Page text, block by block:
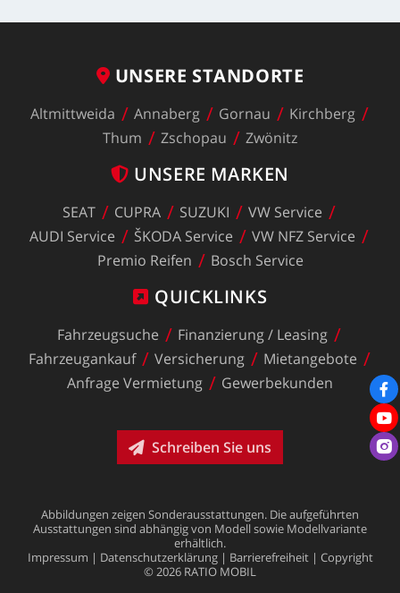
UNSERE STANDORTE
Altmittweida Annaberg Gornau
Kirchberg
Thum
Zschopau Zwönitz
UNSERE MARKEN
SEAT CUPRA SUZUKI VW Service
AUDI Service ŠKODA Service VW NFZ Service
Premio Reifen Bosch Service
QUICKLINKS
Fahrzeugsuche Finanzierung/ Leasing
Fahrzeugankauf
Versicherung
Mietangebote
Anfrage Vermietung Gewerbekunden
Schreiben Sie uns
Abbildungen zeigen Sonderausstattungen. Dieaufgeführten
Ausstattungen sind abhängigvon Modellsowie Modellvariante
erhältlich.
Impressum | Datenschutzerklärung | Barrierefreiheit | Copyright
© 2026 RATIO MOBIL